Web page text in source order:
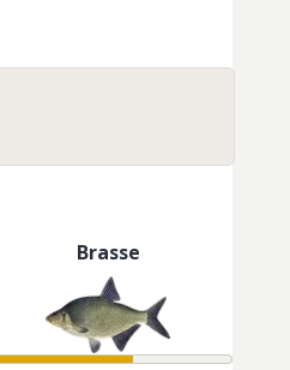
Brasse